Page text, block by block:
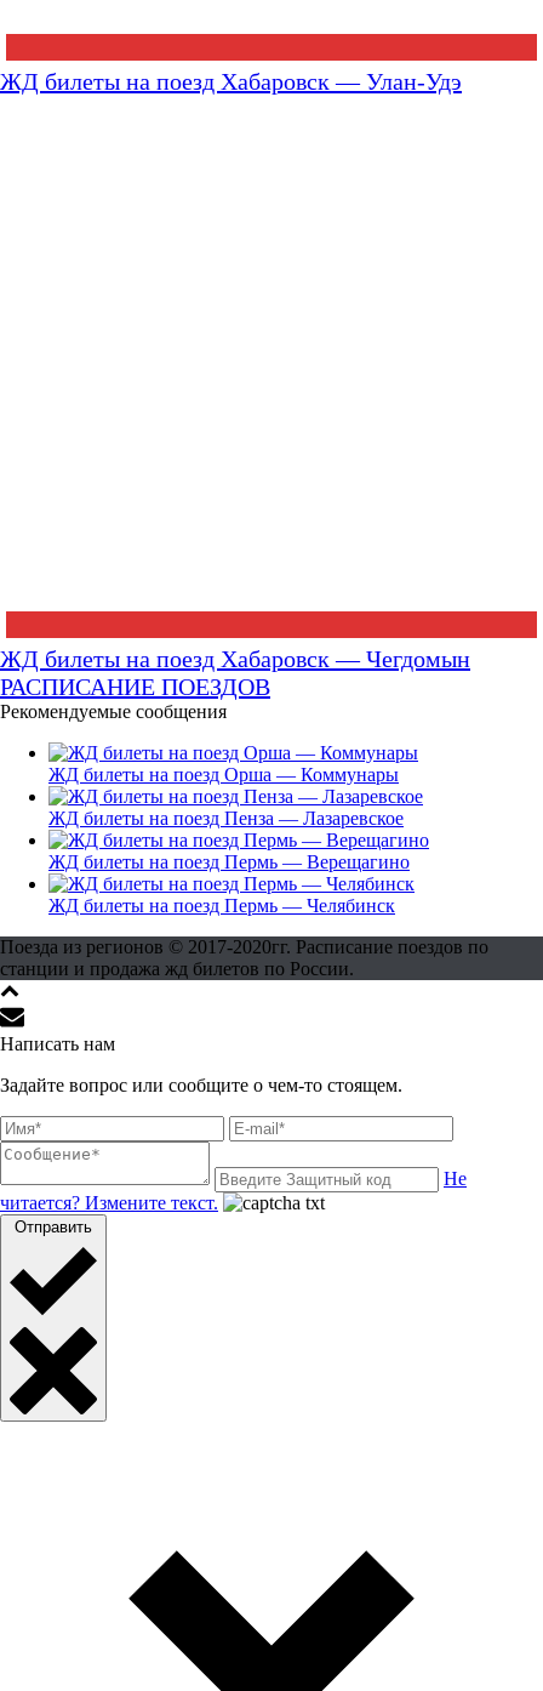
ЖД билеты на поезд Хабаровск — Улан-Удэ
ЖД билеты на поезд Хабаровск — Чегдомын
РАСПИСАНИЕ ПОЕЗДОВ
Рекомендуемые сообщения
ЖД билеты на поезд Орша — Коммунары
ЖД билеты на поезд Пенза — Лазаревское
ЖД билеты на поезд Пермь — Верещагино
ЖД билеты на поезд Пермь — Челябинск
Поезда из регионов © 2017-2020гг. Расписание поездов по
станции и продажа жд билетов по России.
Написать нам
Задайте вопрос или сообщите о чем-то стоящем.
Не
читается? Измените текст.
Отправить